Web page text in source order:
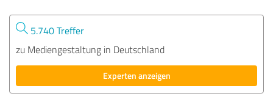
5.740 Treffer
zu Mediengestaltung in Deutschland
Experten anzeigen